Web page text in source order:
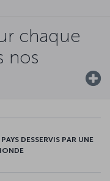
chaque
nos
DESSERVIS PAR UNE